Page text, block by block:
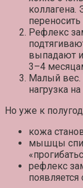
коллагена.
Рефлекс
выпадают
3–4
Малый вес.
нагрузка
Но уже к
кожа
мышцы
рефлекс